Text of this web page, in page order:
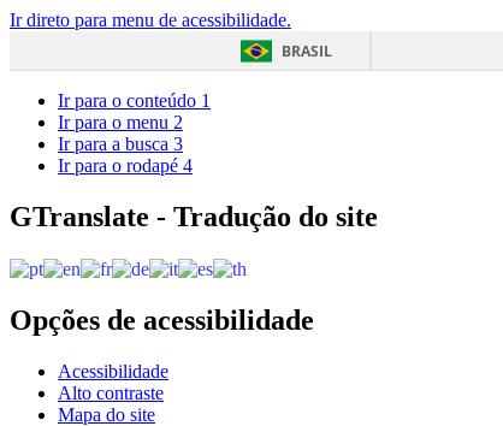
Ir direto para menu de acessibilidade.
BRASIL
Ir para o conteúdo 1
Ir para o menu 2
Ir para a busca 3
Ir para o rodapé 4
GTranslate - Tradução do site
Opções de acessibilidade
Acessibilidade
Alto contraste
Mapa do site